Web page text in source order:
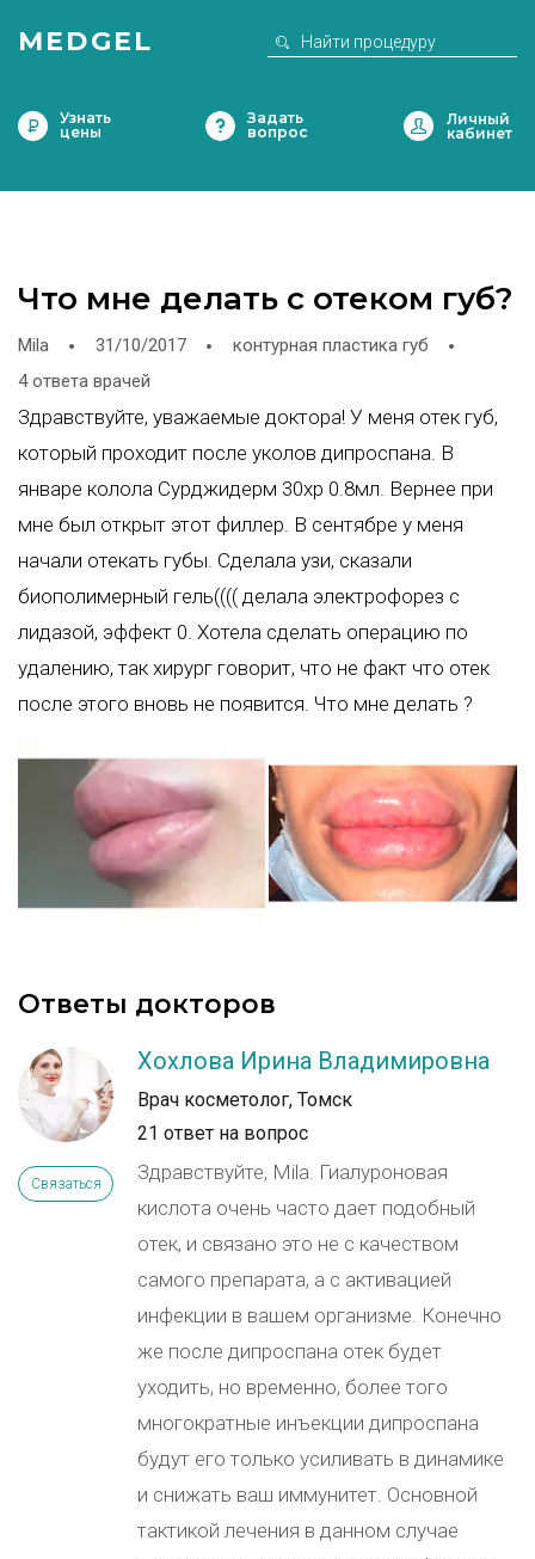
MEDGEL
Узнать
цены
Задать
вопрос
Что мне делать с отеком губ?
Mila 31/10/2017
контурная пластика губ
4 ответа врачей
Здравствуйте, уважаемые доктора! У меня отек губ,
который проходит после уколов дипроспана. В
январе колола Сурджидерм 30хр 0.8мл. Вернее при
мне был открыт этот филлер. В сентябре у меня
начали отекать губы. Сделала узи, сказали
биополимерный гель(((( делала электрофорез с
лидазой, эффект 0. Хотела сделать операцию по
удалению, так хирург говорит, что не факт что отек
после этого вновь не появится. Что мне делать ?
Ответы докторов
Связаться
Хохлова Ирина Владимировна
Врач косметолог, Томск
21 ответ на вопрос
Здравствуйте, Mila. Гиалуроновая
кислота очень часто дает подобный
отек, и связано это не с качеством
самого препарата, а с активацией
инфекции в вашем организме. Конечно
же после дипроспана отек будет
уходить, но временно, более того
многократные инъекции дипроспана
будут его только усиливать в динамике
и снижать ваш иммунитет. Основной
тактикой лечения в данном случае